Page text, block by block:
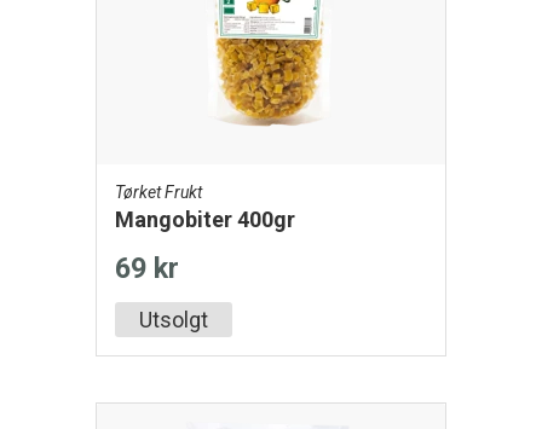
Tørket Frukt
Mangobiter 400gr
69 kr
Utsolgt